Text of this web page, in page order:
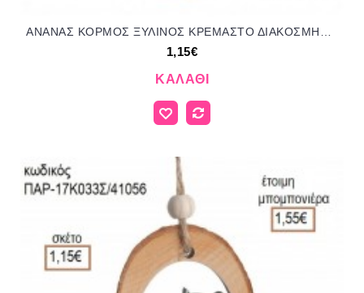
1,15€
ΚΑΛΆΘΙ